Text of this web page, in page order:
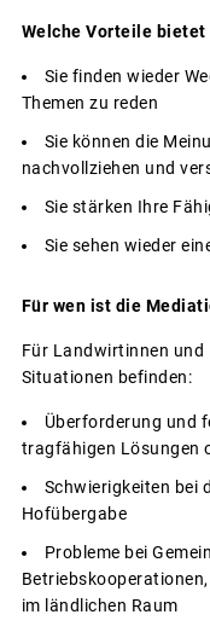
Welche Vorteile
Sie finden wieder
Themen zu reden
Sie können die
nachvollziehen und
Sie stärken Ihre
Sie sehen wieder
Für wen ist die
Für Landwirtinnen und
Situationen befinden:
Überforderung und
tragfähigen Lösungen
Schwierigkeiten bei
Hofübergabe
Probleme bei
im ländlichen Raum